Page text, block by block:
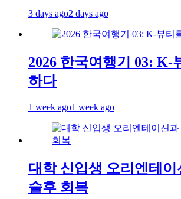
3 days ago2 days ago
2026 한국여행기 03: K-
하다
1 week ago1 week ago
대학 신입생 오리엔테
술후 회복